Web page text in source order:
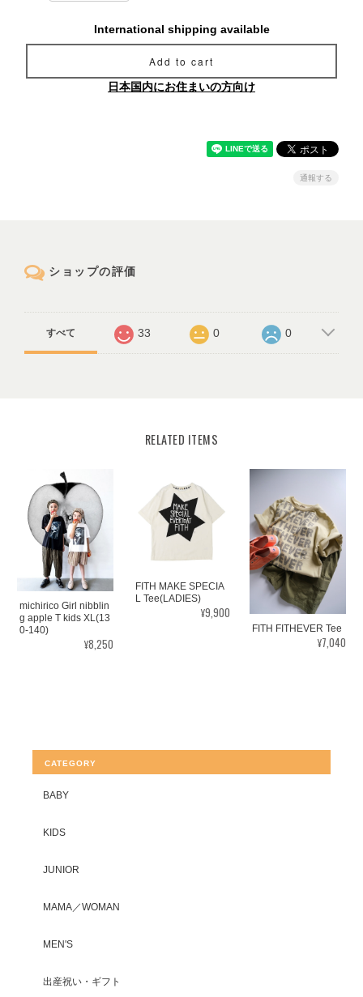
International shipping available
Add to cart
日本国内にお住まいの方向け
通報する
ショップの評価
すべて 33 0 0
RELATED ITEMS
michirico Girl nibblin
g apple T kids XL(13
0-140)
¥8,250
FITH MAKE SPECIA
L Tee(LADIES)
¥9,900
FITH FITHEVER Tee
¥7,040
CATEGORY
BABY
KIDS
JUNIOR
MAMA／WOMAN
MEN'S
出産祝い・ギフト